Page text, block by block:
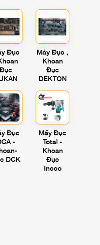
Đục
Đục
Máy Đục ,
Khoan
Đục
DEKTON
Đục
-
DCK
Mấy Đục
Total -
Khoan
Đục
Incco